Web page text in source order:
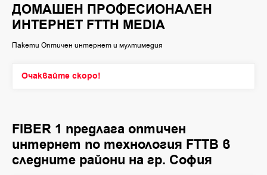
ДОМАШЕН ПРОФЕСИОНАЛЕН
ИНТЕРНЕТ FTTH MEDIA
Пакети Оптичен интернет и мултимедия
Очаквайте скоро!
FIBER 1 предлага оптичен
интернет по технология FTTB в
следните райони на гр. София